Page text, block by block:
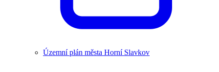
Územní plán města Horní Slavkov